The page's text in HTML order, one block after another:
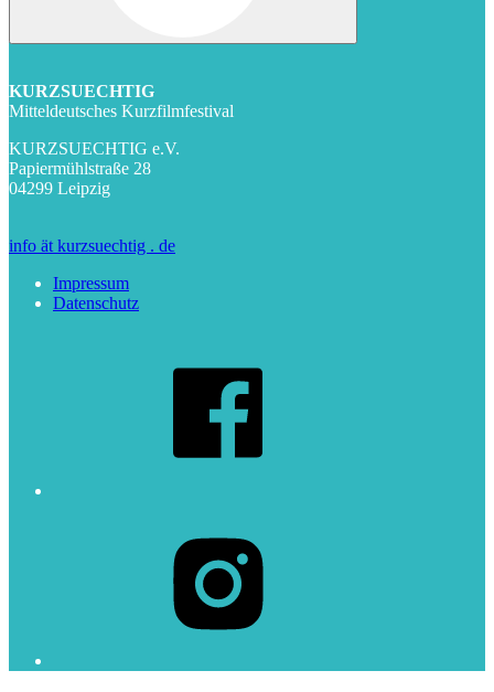
KURZSUECHTIG
Mitteldeutsches Kurzfilmfestival
KURZSUECHTIG e.V.
Papiermühlstraße 28
04299 Leipzig
info ät kurzsuechtig . de
Impressum
Datenschutz